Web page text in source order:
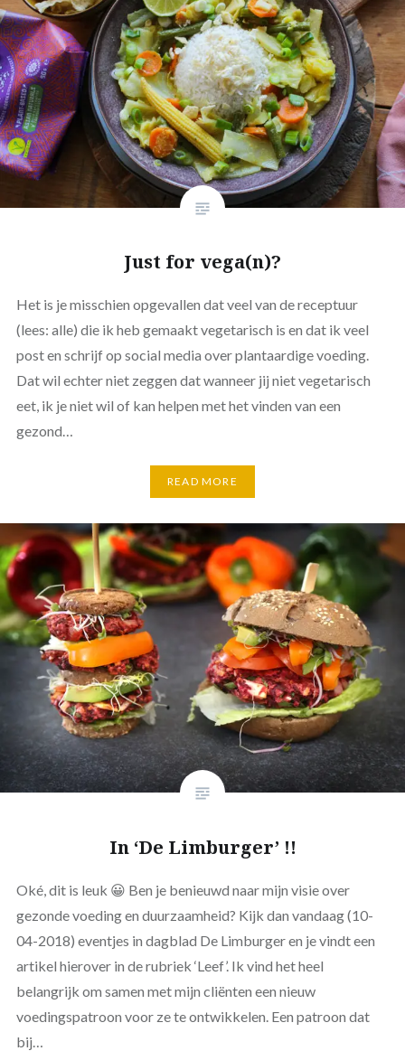
Just for vega(n)?
Het is je misschien opgevallen dat veel van de receptuur
(lees: alle) die ik heb gemaakt vegetarisch is en dat ik veel
post en schrijf op social media over plantaardige voeding.
Dat wil echter niet zeggen dat wanneer jij niet vegetarisch
eet, ik je niet wil of kan helpen met het vinden van een
gezond…
READ MORE
In ‘De Limburger’ !!
Oké, dit is leuk 😀 Ben je benieuwd naar mijn visie over
gezonde voeding en duurzaamheid? Kijk dan vandaag (10-
04-2018) eventjes in dagblad De Limburger en je vindt een
artikel hierover in de rubriek ‘Leef’. Ik vind het heel
belangrijk om samen met mijn cliënten een nieuw
voedingspatroon voor ze te ontwikkelen. Een patroon dat
bij…